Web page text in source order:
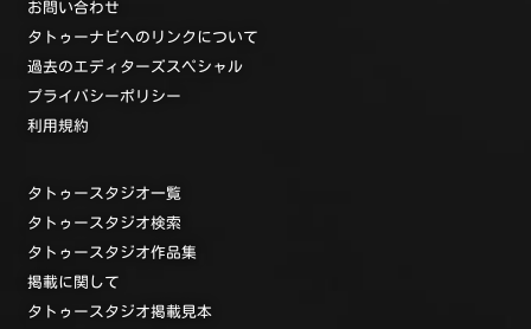
お問い合わせ
タトゥーナビへのリンクについて
過去のエディターズスペシャル
プライバシーポリシー
利用規約
タトゥースタジオ一覧
タトゥースタジオ検索
タトゥースタジオ作品集
掲載に関して
タトゥースタジオ掲載見本